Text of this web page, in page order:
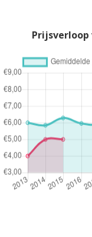
Prijsverloop